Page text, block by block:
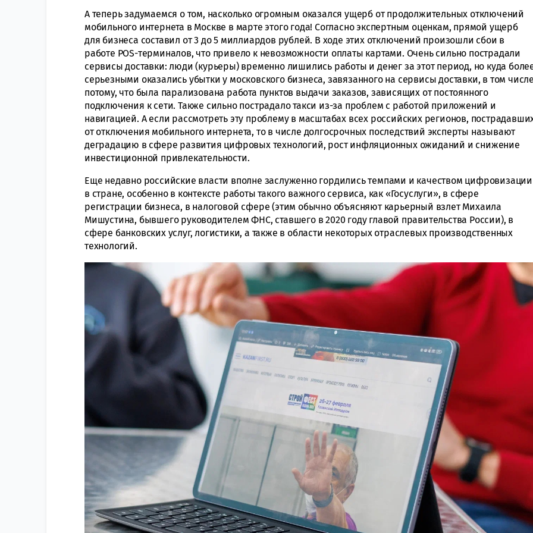
А теперь задумаемся о том, насколько огромным оказался ущерб от продолжительных отключений
мобильного интернета в Москве в марте этого года! Согласно экспертным оценкам, прямой ущерб
для бизнеса составил от 3 до 5 миллиардов рублей. В ходе этих отключений произошли сбои в
работе POS-терминалов, что привело к невозможности оплаты картами. Очень сильно пострадали
сервисы доставки: люди (курьеры) временно лишились работы и денег за этот период, но куда
серьезными оказались убытки у московского бизнеса, завязанного на сервисы доставки, в том числе
потому, что была парализована работа пунктов выдачи заказов, зависящих от постоянного
подключения к сети. Также сильно пострадало такси из-за проблем с работой приложений и
навигацией. А если рассмотреть эту проблему в масштабах всех российских регионов,
от отключения мобильного интернета, то в числе долгосрочных последствий эксперты называют
деградацию в сфере развития цифровых технологий, рост инфляционных ожиданий и снижение
инвестиционной привлекательности.
Еще недавно российские власти вполне заслуженно гордились темпами и качеством цифровизации
в стране, особенно в контексте работы такого важного сервиса, как «Госуслуги», в сфере
регистрации бизнеса, в налоговой сфере (этим обычно объясняют карьерный взлет Михаила
Мишустина, бывшего руководителем ФНС, ставшего в 2020 году главой правительства России), в
сфере банковских услуг, логистики, а также в области некоторых отраслевых производственных
технологий.